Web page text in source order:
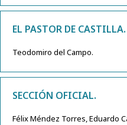
EL PASTOR DE CASTILLA.
Teodomiro del Campo.
SECCIÓN OFICIAL.
Félix Méndez Torres, Eduardo